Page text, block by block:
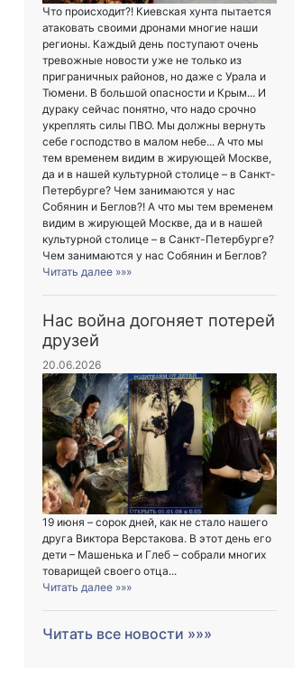
Что происходит?! Киевская хунта пытается
атаковать своими дронами многие наши
регионы. Каждый день поступают очень
тревожные новости уже не только из
приграничных районов, но даже с Урала и
Тюмени. В большой опасности и Крым... И
дураку сейчас понятно, что надо срочно
укреплять силы ПВО. Мы должны вернуть
себе господство в малом небе... А что мы
тем временем видим в жирующей Москве,
да и в нашей культурной столице – в Санкт-
Петербурге? Чем занимаются у нас
Собянин и Беглов?! А что мы тем временем
видим в жирующей Москве, да и в нашей
культурной столице – в Санкт-Петербурге?
Чем занимаются у нас Собянин и Беглов?
Читать далее »»»
Нас война догоняет потерей
друзей
20.06.2026
19 июня – сорок дней, как не стало нашего
друга Виктора Верстакова. В этот день его
дети – Машенька и Глеб – собрали многих
товарищей своего отца...
Читать далее »»»
Читать все новости »»»